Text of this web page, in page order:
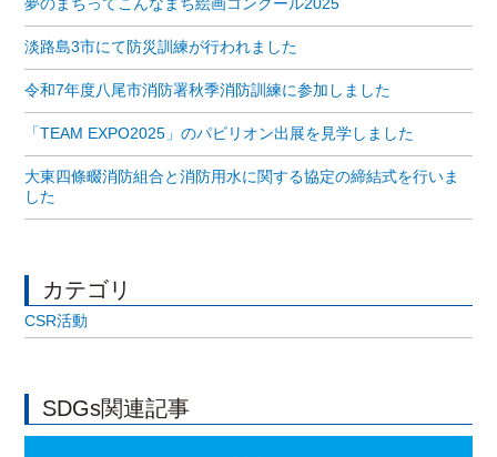
淡路島3市にて防災訓練が行われました
令和7年度八尾市消防署秋季消防訓練に参加しました
「TEAM EXPO2025」のパビリオン出展を見学しました
大東四條畷消防組合と消防用水に関する協定の締結式を行いま
した
カテゴリ
CSR活動
SDGs関連記事